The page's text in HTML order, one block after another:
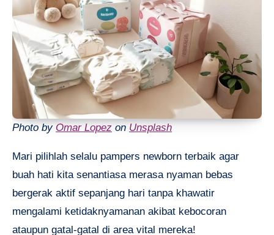
Photo by Omar Lopez on Unsplash
Mari pilihlah selalu pampers newborn terbaik agar
buah hati kita senantiasa merasa nyaman bebas
bergerak aktif sepanjang hari tanpa khawatir
mengalami ketidaknyamanan akibat kebocoran
ataupun gatal-gatal di area vital mereka!